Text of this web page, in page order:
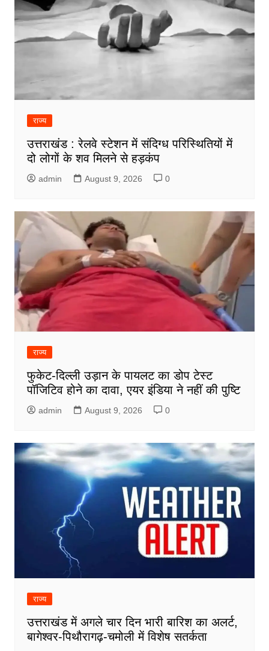
राज्य
उत्तराखंड : रेलवे स्टेशन में संदिग्ध परिस्थितियों में
दो लोगों के शव मिलने से हड़कंप
admin August 9, 2026 0
राज्य
फुकेट-दिल्ली उड़ान के पायलट का डोप टेस्ट
पॉजिटिव होने का दावा, एयर इंडिया ने नहीं की पुष्टि
admin August 9, 2026 0
राज्य
उत्तराखंड में अगले चार दिन भारी बारिश का अलर्ट,
बागेश्वर-पिथौरागढ़-चमोली में विशेष सतर्कता